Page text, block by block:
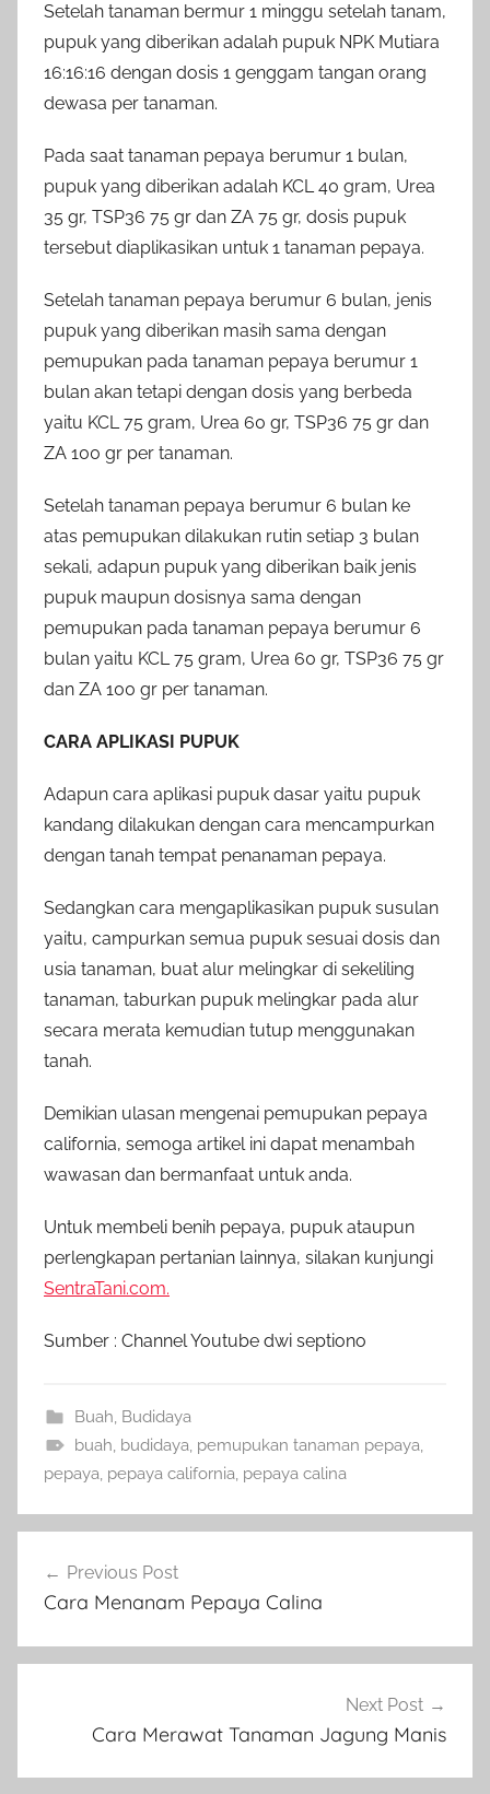
Setelah tanaman bermur 1 minggu setelah tanam,
pupuk yang diberikan adalah pupuk NPK Mutiara
16:16:16 dengan dosis 1 genggam tangan orang
dewasa per tanaman.
Pada saat tanaman pepaya berumur 1 bulan,
pupuk yang diberikan adalah KCL 40 gram, Urea
35 gr, TSP36 75 gr dan ZA 75 gr, dosis pupuk
tersebut diaplikasikan untuk 1 tanaman pepaya.
Setelah tanaman pepaya berumur 6 bulan, jenis
pupuk yang diberikan masih sama dengan
pemupukan pada tanaman pepaya berumur 1
bulan akan tetapi dengan dosis yang berbeda
yaitu KCL 75 gram, Urea 60 gr, TSP36 75 gr dan
ZA 100 gr per tanaman.
Setelah tanaman pepaya berumur 6 bulan ke
atas pemupukan dilakukan rutin setiap 3 bulan
sekali, adapun pupuk yang diberikan baik jenis
pupuk maupun dosisnya sama dengan
pemupukan pada tanaman pepaya berumur 6
bulan yaitu KCL 75 gram, Urea 60 gr, TSP36 75 gr
dan ZA 100 gr per tanaman.
CARA APLIKASI PUPUK
Adapun cara aplikasi pupuk dasar yaitu pupuk
kandang dilakukan dengan cara mencampurkan
dengan tanah tempat penanaman pepaya.
Sedangkan cara mengaplikasikan pupuk susulan
yaitu, campurkan semua pupuk sesuai dosis dan
usia tanaman, buat alur melingkar di sekeliling
tanaman, taburkan pupuk melingkar pada alur
secara merata kemudian tutup menggunakan
tanah.
Demikian ulasan mengenai pemupukan pepaya
california, semoga artikel ini dapat menambah
wawasan dan bermanfaat untuk anda.
Untuk membeli benih pepaya, pupuk ataupun
perlengkapan pertanian lainnya, silakan kunjungi
SentraTani.com.
Sumber : Channel Youtube dwi septiono
Buah, Budidaya
buah, budidaya, pemupukan tanaman pepaya,
pepaya, pepaya california, pepaya calina
pos
Previous Post
Cara Menanam Pepaya Calina
Next Post
Cara Merawat Tanaman Jagung Manis